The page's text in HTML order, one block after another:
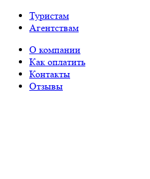
Туристам
Агентствам
О компании
Как оплатить
Контакты
Отзывы